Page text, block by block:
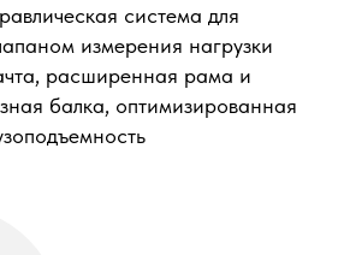
система для
измерения нагрузки
расширенная рама и
балка, оптимизированная